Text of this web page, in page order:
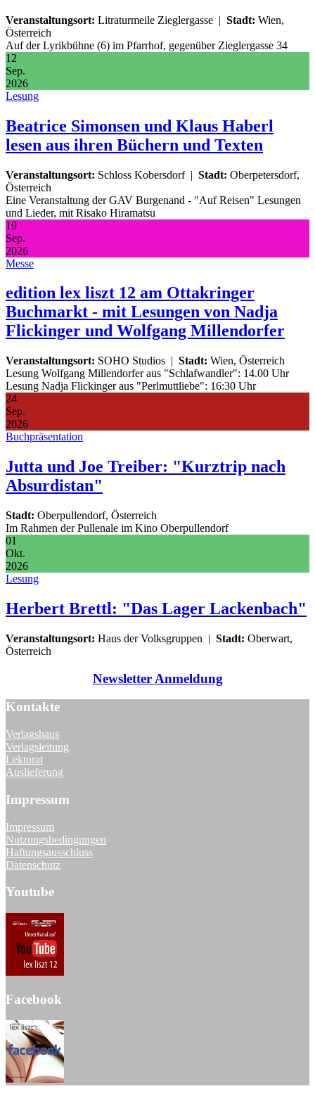
Veranstaltungsort: Litraturmeile Zieglergasse | Stadt: Wien,
Österreich
Auf der Lyrikbühne (6) im Pfarrhof, gegenüber Zieglergasse 34
12
Sep.
2026
Lesung
Beatrice Simonsen und Klaus Haberl
lesen aus ihren Büchern und Texten
Veranstaltungsort: Schloss Kobersdorf | Stadt: Oberpetersdorf,
Österreich
Eine Veranstaltung der GAV Burgenand - "Auf Reisen" Lesungen
und Lieder, mit Risako Hiramatsu
19
Sep.
2026
Messe
edition lex liszt 12 am Ottakringer
Buchmarkt - mit Lesungen von Nadja
Flickinger und Wolfgang Millendorfer
Veranstaltungsort: SOHO Studios | Stadt: Wien, Österreich
Lesung Wolfgang Millendorfer aus "Schlafwandler": 14.00 Uhr
Lesung Nadja Flickinger aus "Perlmuttliebe": 16:30 Uhr
24
Sep.
2026
Buchpräsentation
Jutta und Joe Treiber: "Kurztrip nach
Absurdistan"
Stadt: Oberpullendorf, Österreich
Im Rahmen der Pullenale im Kino Oberpullendorf
01
Okt.
2026
Lesung
Herbert Brettl: "Das Lager Lackenbach"
Veranstaltungsort: Haus der Volksgruppen | Stadt: Oberwart,
Österreich
Newsletter Anmeldung
Kontakte
Verlagshaus
Verlagsleitung
Lektorat
Auslieferung
Impressum
Impressum
Nutzungsbedingungen
Haftungsausschluss
Datenschutz
Youtube
Facebook